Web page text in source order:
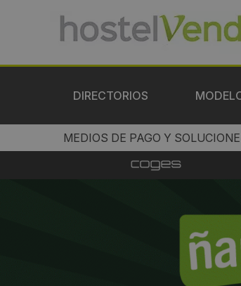
DIRECTORIOS
MEDIOS DE PAGO Y